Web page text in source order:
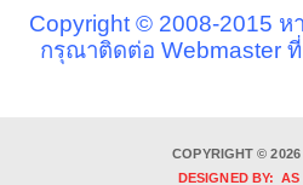
Copyright © 2008-2015 ห
กรุณาติดต่อ Webmaster ที่
COPYRIGHT ©
DESIGNED BY: AS